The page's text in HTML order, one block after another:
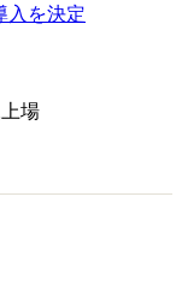
入を決定
場